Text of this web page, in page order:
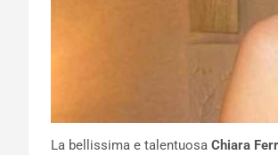
La bellissima e talentuosa Chiara